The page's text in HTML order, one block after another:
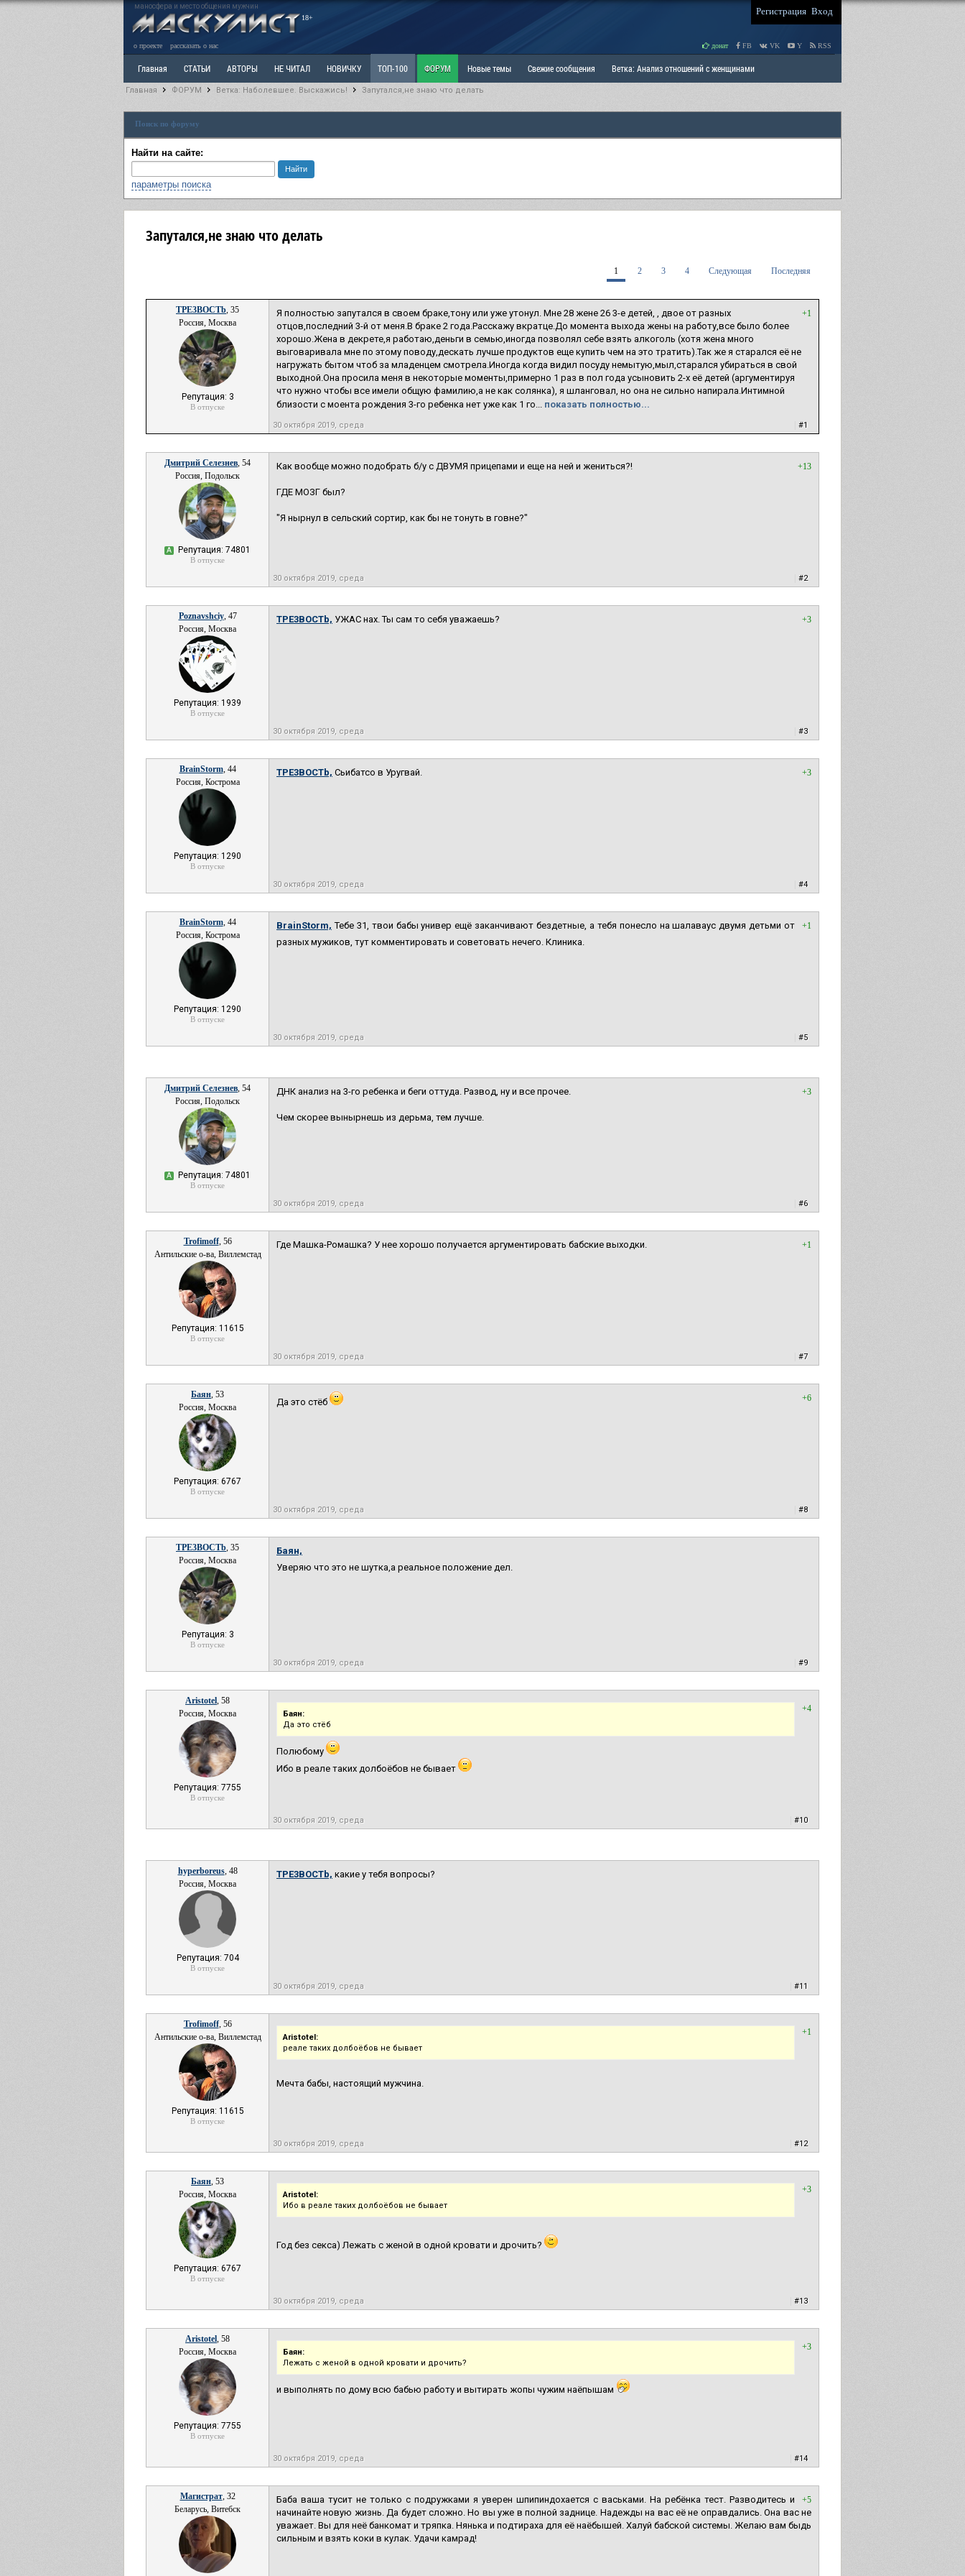
маносфера и место общения мужчин
18+
Регистрация Вход
о проекте рассказать о нас донат FB VK Y RSS
Главная СТАТЬИ АВТОРЫ НЕ ЧИТАЛ НОВИЧКУ ТОП-100 ФОРУМ Новые темы Свежие сообщения Ветка: Анализ отношений с женщинами
Ветка: Наболевшее. Выскажись! РАЗДЕЛ: Мы и Женщины
РАЗДЕЛ: Разное
Главная ФОРУМ Ветка: Наболевшее. Выскажись! Запутался,не знаю что делать
Поиск по форуму
Найти на сайте:
параметры поиска
Запутался,не знаю что делать
1 2 3 4 Следующая Последняя
TPE3BOCTb, 35
Россия, Москва
Репутация: 3
В отпуске
+1
Я полностью запутался в своем браке,тону или уже утонул. Мне 28 жене 26 3-е детей, , двое от разных
отцов,последний 3-й от меня.В браке 2 года.Расскажу вкратце.До момента выхода жены на работу,все было более
хорошо.Жена в декрете,я работаю,деньги в семью,иногда позволял себе взять алкоголь (хотя жена много
выговаривала мне по этому поводу,дескать лучше продуктов еще купить чем на это тратить).Так же я старался её не
нагружать бытом чтоб за младенцем смотрела.Иногда когда видил посуду немытую,мыл,старался убираться в свой
выходной.Она просила меня в некоторые моменты,примерно 1 раз в пол года усыновить 2-х её детей (аргументируя
что нужно чтобы все имели общую фамилию,а не как солянка), я шланговал, но она не сильно напирала.Интимной
близости с моента рождения 3-го ребенка нет уже как 1 го... показать полностью...
30 октября 2019, среда #1
Дмитрий Селезнев, 54
Россия, Подольск
А Репутация: 74801
В отпуске
+13
Как вообще можно подобрать б/у с ДВУМЯ прицепами и еще на ней и жениться?!
ГДЕ МОЗГ был?
"Я нырнул в сельский сортир, как бы не тонуть в говне?"
30 октября 2019, среда #2
Poznavshciy, 47
Россия, Москва
Репутация: 1939
В отпуске
+3
TPE3BOCTb, УЖАС нах. Ты сам то себя уважаешь?
30 октября 2019, среда #3
BrainStorm, 44
Россия, Кострома
Репутация: 1290
В отпуске
+3
TPE3BOCTb, Сьибатсо в Уругвай.
30 октября 2019, среда #4
BrainStorm, 44
Россия, Кострома
Репутация: 1290
В отпуске
+1
BrainStorm, Тебе 31, твои бабы универ ещё заканчивают бездетные, а тебя понесло на шалаваус двумя детьми от
разных мужиков, тут комментировать и советовать нечего. Клиника.
30 октября 2019, среда #5
Дмитрий Селезнев, 54
Россия, Подольск
А Репутация: 74801
В отпуске
+3
ДНК анализ на 3-го ребенка и беги оттуда. Развод, ну и все прочее.
Чем скорее вынырнешь из дерьма, тем лучше.
30 октября 2019, среда #6
Trofimoff, 56
Антильские о-ва, Виллемстад
Репутация: 11615
В отпуске
+1
Где Машка-Ромашка? У нее хорошо получается аргументировать бабские выходки.
30 октября 2019, среда #7
Баян, 53
Россия, Москва
Репутация: 6767
В отпуске
+6
Да это стёб
30 октября 2019, среда #8
TPE3BOCTb, 35
Россия, Москва
Репутация: 3
В отпуске
Баян,
Уверяю что это не шутка,а реальное положение дел.
30 октября 2019, среда #9
Aristotel, 58
Россия, Москва
Репутация: 7755
В отпуске
+4
Баян:
Да это стёб
Полюбому
Ибо в реале таких долбоёбов не бывает
30 октября 2019, среда #10
hyperboreus, 48
Россия, Москва
Репутация: 704
В отпуске
TPE3BOCTb, какие у тебя вопросы?
30 октября 2019, среда #11
Trofimoff, 56
Антильские о-ва, Виллемстад
Репутация: 11615
В отпуске
+1
Aristotel:
реале таких долбоёбов не бывает
Мечта бабы, настоящий мужчина.
30 октября 2019, среда #12
Баян, 53
Россия, Москва
Репутация: 6767
В отпуске
+3
Aristotel:
Ибо в реале таких долбоёбов не бывает
Год без секса) Лежать с женой в одной кровати и дрочить?
30 октября 2019, среда #13
Aristotel, 58
Россия, Москва
Репутация: 7755
В отпуске
+3
Баян:
Лежать с женой в одной кровати и дрочить?
и выполнять по дому всю бабью работу и вытирать жопы чужим наёпышам
30 октября 2019, среда #14
Магистрат, 32
Беларусь, Витебск
+5
Баба ваша тусит не только с подружками я уверен шпипиндохается с васьками. На ребёнка тест. Разводитесь и
начинайте новую жизнь. Да будет сложно. Но вы уже в полной заднице. Надежды на вас её не оправдались. Она вас не
уважает. Вы для неё банкомат и тряпка. Нянька и подтираха для её наёбышей. Халуй бабской системы. Желаю вам быдь
сильным и взять коки в кулак. Удачи камрад!